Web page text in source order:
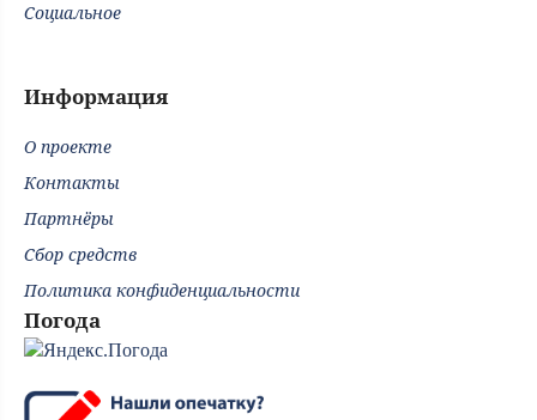
Социальное
Информация
О проекте
Контакты
Партнёры
Сбор средств
Политика конфиденциальности
Погода